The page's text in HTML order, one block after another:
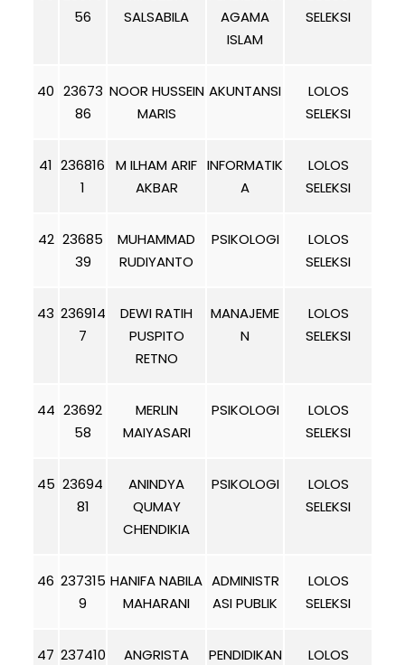
56
SALSABILA
AGAMA
ISLAM
SELEKSI
40 23673
86
NOOR HUSSEIN
MARIS
AKUNTANSI
LOLOS
SELEKSI
41 236816
1
M ILHAM ARIF
AKBAR
INFORMATIK
A
LOLOS
SELEKSI
42 23685
39
MUHAMMAD
RUDIYANTO
PSIKOLOGI
LOLOS
SELEKSI
43 236914
7
DEWI RATIH
PUSPITO
RETNO
MANAJEME
N
LOLOS
SELEKSI
44 23692
58
MERLIN
MAIYASARI
PSIKOLOGI
LOLOS
SELEKSI
45 23694
81
ANINDYA
QUMAY
CHENDIKIA
PSIKOLOGI
LOLOS
SELEKSI
46 237315
9
HANIFA NABILA
MAHARANI
ADMINISTR
ASI PUBLIK
LOLOS
SELEKSI
47 237410
ANGRISTA
PENDIDIKAN
LOLOS